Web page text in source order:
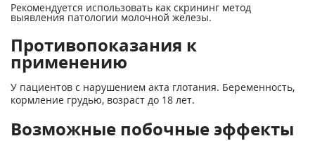
Рекомендуется использовать как скрининг метод
выявления патологии молочной железы.
Противопоказания к
применению
У пациентов с нарушением акта глотания. Беременность,
кормление грудью, возраст до 18 лет.
Возможные побочные эффекты